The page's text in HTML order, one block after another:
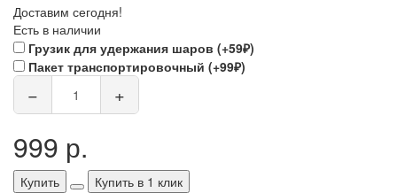
Доставим сегодня!
Есть в наличии
Грузик для удержания шаров (+59₽)
Пакет транспортировочный (+99₽)
− +
999 р.
Купить
Купить в 1 клик